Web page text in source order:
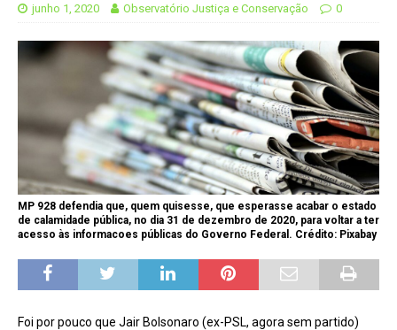
junho 1, 2020 Observatório Justiça e Conservação 0
MP 928 defendia que, quem quisesse, que esperasse acabar o estado
de calamidade pública, no dia 31 de dezembro de 2020, para voltar a ter
acesso às informacoes públicas do Governo Federal. Crédito: Pixabay
Foi por pouco que Jair Bolsonaro (ex-PSL, agora sem partido)